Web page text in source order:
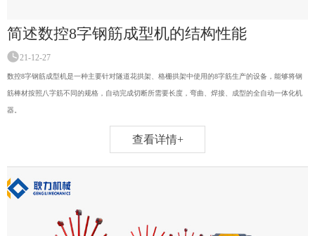
简述数控8字钢筋成型机的结构性能
21-12-27
数控8字钢筋成型机是一种主要针对隧道花拱架、格栅拱架中使用的8字筋生产的设备，能够将钢
筋棒材按照八字筋不同的规格，自动完成切断所需要长度，弯曲、焊接、成型的全自动一体化机
器。
查看详情+